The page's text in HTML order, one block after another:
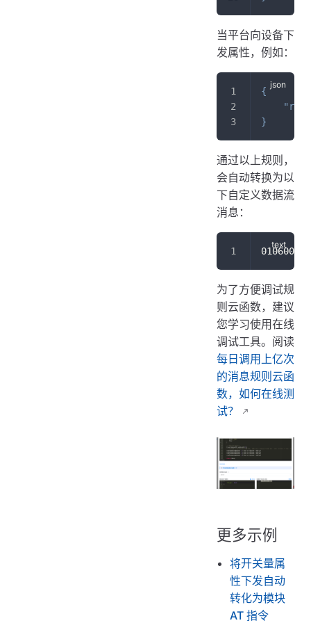
当平台向设备下
发属性，例如：
{
}
通过以上规则，
会自动转换为以
下自定义数据流
消息：
为了方便调试规
则云函数，建议
您学习使用在线
调试工具。阅读
每日调用上亿次
的消息规则云函
数，如何在线测
试？
更多示例
将开关量属
性下发自动
转化为模块
AT 指令